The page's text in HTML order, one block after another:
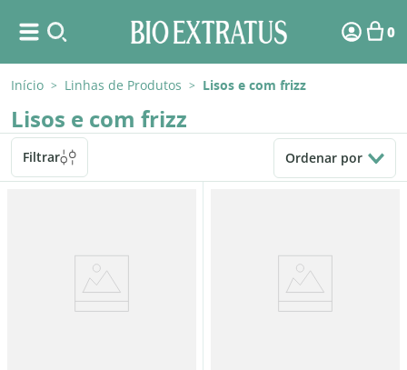
0
Início > Linhas de Produtos > Lisos e com frizz
Lisos e com frizz
Filtrar Ordenar por